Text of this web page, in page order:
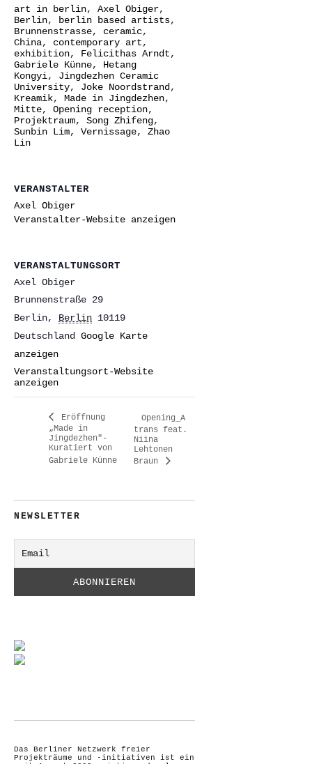
art in berlin, Axel Obiger,
Berlin, berlin based artists,
Brunnenstrasse, ceramic,
China, contemporary art,
exhibition, Felicithas Arndt,
Gabriele Künne, Hetang
Kongyi, Jingdezhen Ceramic
University, Joke Noordstrand ,
Kreamik, Made in Jingdezhen,
Mitte, Opening reception,
Projektraum, Song Zhifeng,
Sunbin Lim, Vernissage, Zhao
Lin
VERANSTALTUNGSORT
Axel Obiger
Brunnenstraße 29
Berlin, Berlin 10119
Deutschland
Google Karte
anzeigen
Veranstaltungsort-Website
anzeigen
VERANSTALTER
Axel Obiger
Veranstalter-Website anzeigen
Eröffnung
„Made in
Jingdezhen″-
Kuratiert von
Gabriele Künne
Opening_A
trans feat.
Niina
Lehtonen
Braun
NEWSLETTER
Das Berliner Netzwerk freier
Projekträume und -initiativen ist ein